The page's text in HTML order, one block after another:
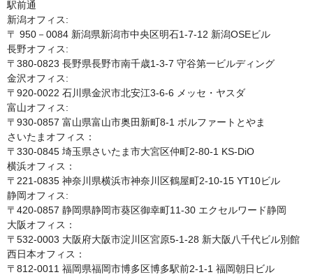
駅前通
新潟オフィス:
〒 950－0084 新潟県新潟市中央区明石1-7-12 新潟OSEビル
長野オフィス:
〒380-0823 長野県長野市南千歳1-3-7 守谷第一ビルディング
金沢オフィス:
〒920-0022 石川県金沢市北安江3-6-6 メッセ・ヤスダ
富山オフィス:
〒930-0857 富山県富山市奥田新町8-1 ボルファートとやま
さいたまオフィス：
〒330-0845 埼玉県さいたま市大宮区仲町2-80-1 KS-DiO
横浜オフィス：
〒221-0835 神奈川県横浜市神奈川区鶴屋町2-10-15 YT10ビル
静岡オフィス:
〒420-0857 静岡県静岡市葵区御幸町11-30 エクセルワード静岡
大阪オフィス：
〒532-0003 大阪府大阪市淀川区宮原5-1-28 新大阪八千代ビル別館
西日本オフィス：
〒812-0011 福岡県福岡市博多区博多駅前2-1-1 福岡朝日ビル